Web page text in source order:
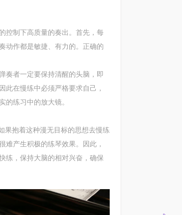
制下高质量的奏出。首先，每
动作都是敏捷、有力的。正确的
者一定要保持清醒的头脑，即
此在慢练中必须严格要求自己，
的练习中的放大镜。
抱着这种漫无目标的思想去慢练
难产生积极的练琴效果。因此，
练，保持大脑的相对兴奋，确保